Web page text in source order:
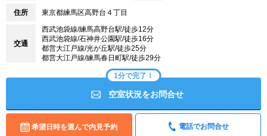
住所 東京都練馬区高野台４丁目
交通
西武池袋線/練馬高野台駅/徒歩12分
西武池袋線/石神井公園駅/徒歩16分
都営大江戸線/光が丘駅/徒歩25分
都営大江戸線/練馬春日町駅/徒歩29分
1分で完了！
空室状況をお問合せ
希望日時を選んで内見予約 電話でお問合せ